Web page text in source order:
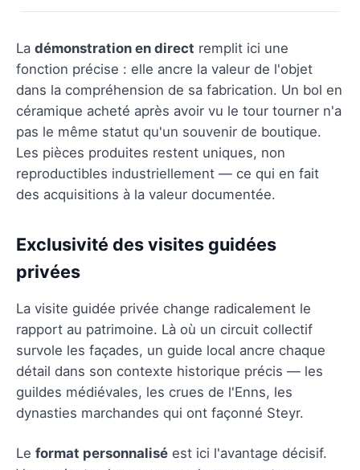
La démonstration en direct remplit ici une
fonction précise : elle ancre la valeur de l'objet
dans la compréhension de sa fabrication. Un bol en
céramique acheté après avoir vu le tour tourner n'a
pas le même statut qu'un souvenir de boutique.
Les pièces produites restent uniques, non
reproductibles industriellement — ce qui en fait
des acquisitions à la valeur documentée.
Exclusivité des visites guidées
privées
La visite guidée privée change radicalement le
rapport au patrimoine. Là où un circuit collectif
survole les façades, un guide local ancre chaque
détail dans son contexte historique précis — les
guildes médiévales, les crues de l'Enns, les
dynasties marchandes qui ont façonné Steyr.
Le format personnalisé est ici l'avantage décisif.